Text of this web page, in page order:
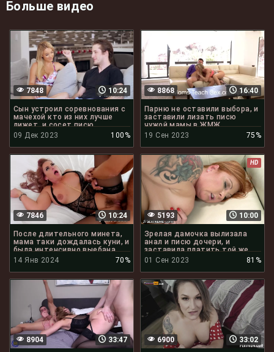
Больше видео
10:24
7848
Сын устроил соревнования с
мачехой кто из них лучше
лижет, и сосет писю
09 Дек 2023
100%
16:40
8868
Парню не оставили выбора, и
заставили лизать писю
чужой мамы в ЖМЖ
19 Сен 2023
75%
10:24
7846
После длительного минета,
мама таки дождалась куни, и
была интенсивно выебана
14 Янв 2024
70%
HD
10:00
5193
Зрелая дамочка вылизала
анал и писю дочери, и
заставила платить той же
монетой
01 Сен 2023 81%
33:47
8904 33:02
6900